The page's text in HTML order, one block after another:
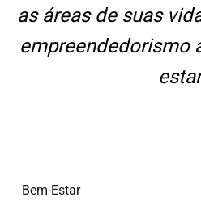
as áreas de suas
empreendedorismo
Bem-Estar